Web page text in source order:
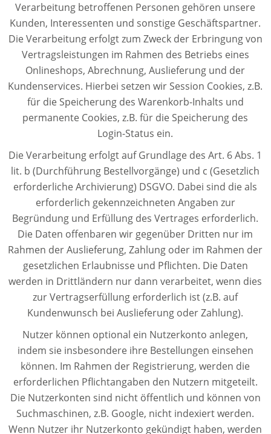
Verarbeitung betroffenen Personen gehören unsere
Kunden, Interessenten und sonstige Geschäftspartner.
Die Verarbeitung erfolgt zum Zweck der Erbringung von
Vertragsleistungen im Rahmen des Betriebs eines
Onlineshops, Abrechnung, Auslieferung und der
Kundenservices. Hierbei setzen wir Session Cookies, z.B.
für die Speicherung des Warenkorb-Inhalts und
permanente Cookies, z.B. für die Speicherung des
Login-Status ein.
Die Verarbeitung erfolgt auf Grundlage des Art. 6 Abs. 1
lit. b (Durchführung Bestellvorgänge) und c (Gesetzlich
erforderliche Archivierung) DSGVO. Dabei sind die als
erforderlich gekennzeichneten Angaben zur
Begründung und Erfüllung des Vertrages erforderlich.
Die Daten offenbaren wir gegenüber Dritten nur im
Rahmen der Auslieferung, Zahlung oder im Rahmen der
gesetzlichen Erlaubnisse und Pflichten. Die Daten
werden in Drittländern nur dann verarbeitet, wenn dies
zur Vertragserfüllung erforderlich ist (z.B. auf
Kundenwunsch bei Auslieferung oder Zahlung).
Nutzer können optional ein Nutzerkonto anlegen,
indem sie insbesondere ihre Bestellungen einsehen
können. Im Rahmen der Registrierung, werden die
erforderlichen Pflichtangaben den Nutzern mitgeteilt.
Die Nutzerkonten sind nicht öffentlich und können von
Suchmaschinen, z.B. Google, nicht indexiert werden.
Wenn Nutzer ihr Nutzerkonto gekündigt haben, werden